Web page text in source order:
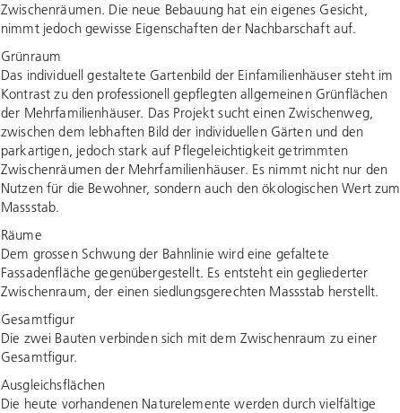
Zwischenräumen. Die neue Bebauung hat ein eigenes Gesicht,
nimmt jedoch gewisse Eigenschaften der Nachbarschaft auf.
Grünraum
Das individuell gestaltete Gartenbild der Einfamilienhäuser steht im
Kontrast zu den professionell gepflegten allgemeinen Grünflächen
der Mehrfamilienhäuser. Das Projekt sucht einen Zwischenweg,
zwischen dem lebhaften Bild der individuellen Gärten und den
parkartigen, jedoch stark auf Pflegeleichtigkeit getrimmten
Zwischenräumen der Mehrfamilienhäuser. Es nimmt nicht nur den
Nutzen für die Bewohner, sondern auch den ökologischen Wert zum
Massstab.
Räume
Dem grossen Schwung der Bahnlinie wird eine gefaltete
Fassadenfläche gegenübergestellt. Es entsteht ein gegliederter
Zwischenraum, der einen siedlungsgerechten Massstab herstellt.
Gesamtfigur
Die zwei Bauten verbinden sich mit dem Zwischenraum zu einer
Gesamtfigur.
Ausgleichsflächen
Die heute vorhandenen Naturelemente werden durch vielfältige